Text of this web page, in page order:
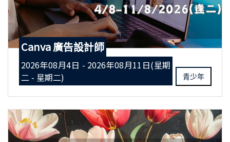
Canva 廣告設計師
2026年08月4日 - 2026年08月11日(星期
二 - 星期二)
青少年